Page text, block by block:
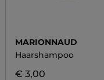
MARIONNAUD
Haarshampoo
€ 3,00